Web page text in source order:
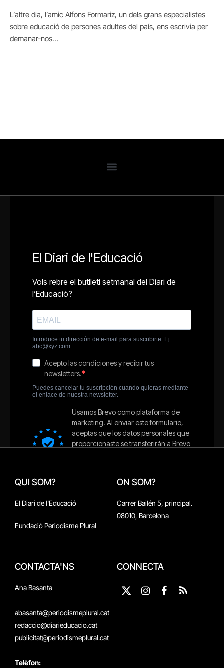
L’altre dia, l’amic Alfons Formariz, un dels grans especialistes
sobre educació de persones adultes del país, ens escrivia per
demanar-nos…
QUI SOM?
El Diari de l'Educació
Fundació Periodisme Plural
ON SOM?
Carrer Bailén 5, principal.
08010, Barcelona
CONTACTA'NS
Ana Basanta
abasanta@periodismeplural.cat
redaccio@diarieducacio.cat
publicitat@periodismeplural.cat
Telèfon:
CONNECTA
X
InstagramFacebook
RSS